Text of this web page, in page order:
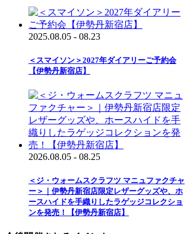
2025.08.05 - 08.23
＜スマイソン＞2027年ダイアリーご予約会
【伊勢丹新宿店】
2026.08.05 - 08.25
＜ジ・ウォームスクラフツ マニュファクチャ
ー＞｜伊勢丹新宿店限定レザーグッズや、ホ
ースハイドを手織りしたラゲッジコレクショ
ンを発売！【伊勢丹新宿店】